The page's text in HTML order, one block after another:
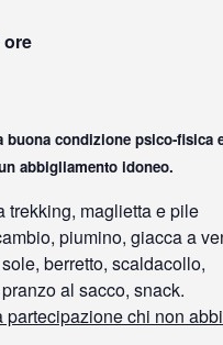
ore
buona condizione psico-fisica
abbigliamento idoneo.
trekking, maglietta e pile
piumino, giacca a
berretto, scaldacollo,
al sacco, snack.
chi non